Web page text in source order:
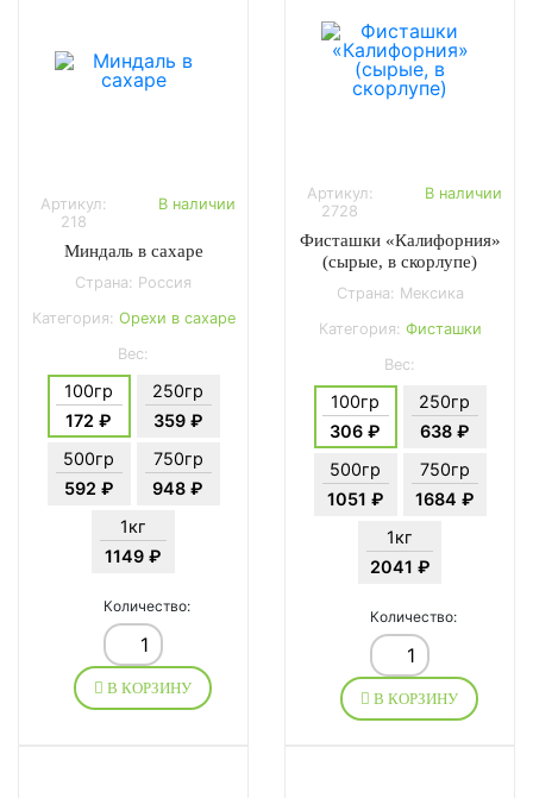
Артикул:
218
В наличии
Миндаль в сахаре
Страна: Россия
Категория: Орехи в сахаре
Вес:
100гр
172 ₽
250гр
359 ₽
500гр
592 ₽
750гр
948 ₽
1кг
1149 ₽
Количество:
В КОРЗИНУ
Артикул:
2728
В наличии
Фисташки «Калифорния»
(сырые, в скорлупе)
Страна: Мексика
Категория: Фисташки
Вес:
100гр
306 ₽
250гр
638 ₽
500гр
1051 ₽
750гр
1684 ₽
1кг
2041 ₽
Количество:
В КОРЗИНУ